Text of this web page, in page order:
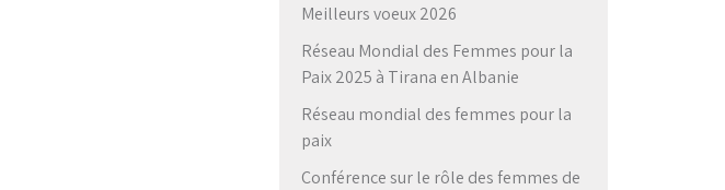
Meilleurs voeux 2026
Réseau Mondial des Femmes pour la
Paix 2025 à Tirana en Albanie
Réseau mondial des femmes pour la
paix
Conférence sur le rôle des femmes de